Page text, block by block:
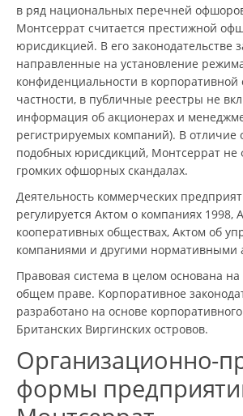
в ряд национальных перечней
Монтсеррат считается престижной
юрисдикцией. В его законодательстве
направленные на установление
конфиденциальности в корпоративной
частности, в публичные реестры не
информация об акционерах и
регистрируемых компаний). В отличие
подобных юрисдикций, Монтсеррат не
громких офшорных скандалах.
Деятельность коммерческих
регулируется Актом о компаниях 1998,
кооперативных обществах, Актом об
компаниями и другими нормативными
Правовая система в целом основана на
общем праве. Корпоративное
разработано на основе
Британских Виргинских островов.
Oрганизационно-
формы